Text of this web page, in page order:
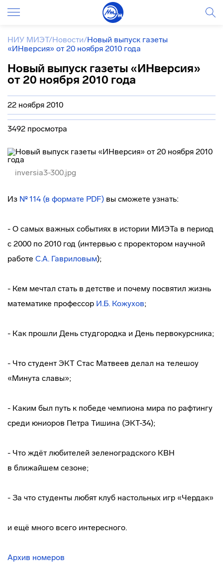
НИУ МИЭТ/Новости/Новый выпуск газеты
«ИНверсия» от 20 ноября 2010 года
Новый выпуск газеты «ИНверсия»
от 20 ноября 2010 года
22 ноября 2010
3492 просмотра
inversia3-300.jpg
Из № 114 (в формате PDF) вы сможете узнать:
- О самых важных событиях в истории МИЭТа в период
с 2000 по 2010 год (интервью с проректором научной
работе С.А. Гавриловым);
- Кем мечтал стать в детстве и почему посвятил жизнь
математике профессор И.Б. Кожухов;
- Как прошли День студгородка и День первокурсника;
- Что студент ЭКТ Стас Матвеев делал на телешоу
«Минута славы»;
- Каким был путь к победе чемпиона мира по рафтингу
среди юниоров Петра Тишина (ЭКТ-34);
- Что ждёт любителей зеленоградского КВН
в ближайшем сезоне;
- За что студенты любят клуб настольных игр «Чердак»
и ещё много всего интересного.
Архив номеров